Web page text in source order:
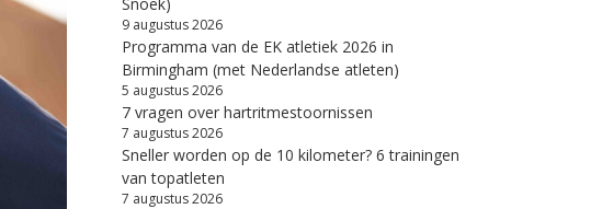
9 augustus 2026
Programma van de EK atletiek 2026 in
Birmingham (met Nederlandse atleten)
5 augustus 2026
7 vragen over hartritmestoornissen
7 augustus 2026
Sneller worden op de 10 kilometer? 6 trainingen
van topatleten
7 augustus 2026